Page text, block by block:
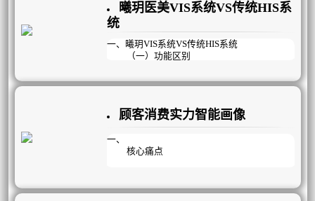
曦玥医美VIS系统VS传统HIS系
统
一、曦玥VIS系统VS传统HIS系统
（一）功能区别
ment Information System），主要目标是支持
理，提高医院工作效率。
VIS：（顾客管理信息系统VIP Manageme
nt Information System）,主要目标是提升业务
绩效，通过对顾客的服务、销售规划与售后跟
医疗质量，提升顾客忠诚度，提高企业核心竞
顾客消费实力智能画像
一、
核心痛点
系统全新上线‌顾客消费实力智能画像‌功能，通